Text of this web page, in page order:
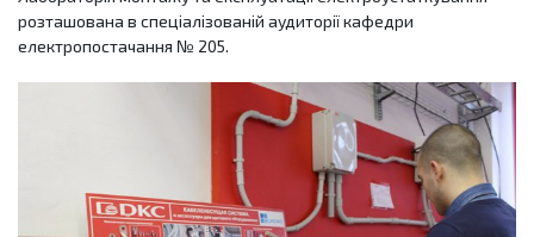
розташована в спеціалізованій аудиторії кафедри
електропостачання № 205.